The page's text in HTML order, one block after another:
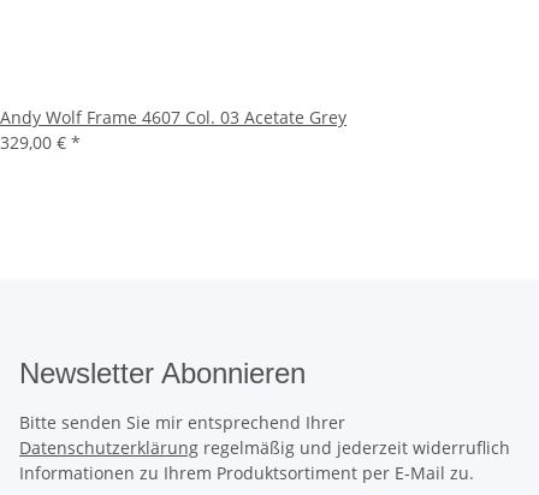
Andy Wolf Frame 4607 Col. 03 Acetate Grey
329,00 € *
Newsletter Abonnieren
Bitte senden Sie mir entsprechend Ihrer
Datenschutzerklärung regelmäßig und jederzeit widerruflich
Informationen zu Ihrem Produktsortiment per E-Mail zu.